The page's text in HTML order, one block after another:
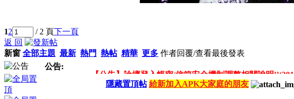
12 / 2 頁下一頁
返 回
新窗 全部主題 最新 熱門 熱帖 精華 更多 作者回覆/查看最後發表
公告:
【公告】版務及特殊組獎勵總規範!! 2018/12/01修訂
隱藏置頂帖 給新加入APK大家庭的朋友